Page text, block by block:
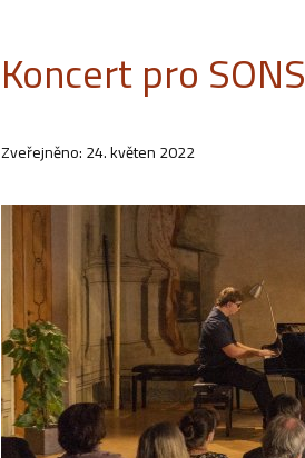
Koncert pro SONS
Zveřejněno: 24. květen 2022